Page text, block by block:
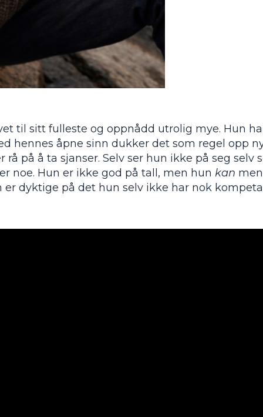
til sitt fulleste og oppnådd utrolig mye. Hun
hennes åpne sinn dukker det som regel opp
på å ta sjanser. Selv ser hun ikke på seg selv
noe. Hun er ikke god på tall, men hun kan
dyktige på det hun selv ikke har nok